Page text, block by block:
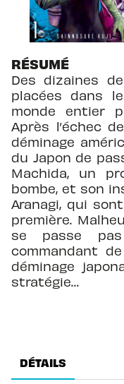
RÉSUMÉ
Des dizaines
placées dans
monde entier
Après l’échec
déminage
du Japon de
Machida, un
bombe, et son
Aranagi, qui
première.
se passe
commandant
déminage
stratégie…
DÉTAILS